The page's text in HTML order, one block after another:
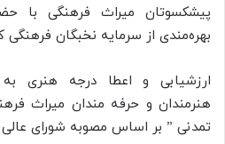
پیشکسوتان میراث فرهنگی با
بهره‌مندی از سرمایه نخبگان فرهنگی
ارزشیابی و اعطا درجه هنری به
هنرمندان و حرفه مندان میراث
تمدنی ” بر اساس مصوبه شورای عالی